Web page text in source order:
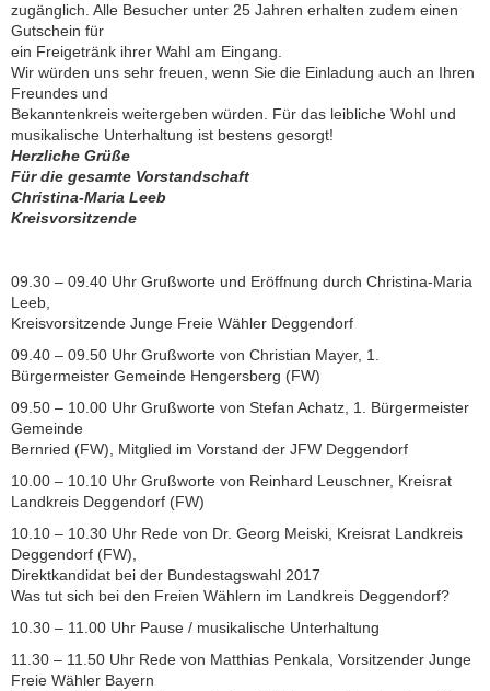
zugänglich. Alle Besucher unter 25 Jahren erhalten zudem einen
Gutschein für
ein Freigetränk ihrer Wahl am Eingang.
Wir würden uns sehr freuen, wenn Sie die Einladung auch an Ihren
Freundes und
Bekanntenkreis weitergeben würden. Für das leibliche Wohl und
musikalische Unterhaltung ist bestens gesorgt!
Herzliche Grüße
Für die gesamte Vorstandschaft
Christina-Maria Leeb
Kreisvorsitzende
09.30 – 09.40 Uhr Grußworte und Eröffnung durch Christina-Maria
Leeb,
Kreisvorsitzende Junge Freie Wähler Deggendorf
09.40 – 09.50 Uhr Grußworte von Christian Mayer, 1.
Bürgermeister Gemeinde Hengersberg (FW)
09.50 – 10.00 Uhr Grußworte von Stefan Achatz, 1. Bürgermeister
Gemeinde
Bernried (FW), Mitglied im Vorstand der JFW Deggendorf
10.00 – 10.10 Uhr Grußworte von Reinhard Leuschner, Kreisrat
Landkreis Deggendorf (FW)
10.10 – 10.30 Uhr Rede von Dr. Georg Meiski, Kreisrat Landkreis
Deggendorf (FW),
Direktkandidat bei der Bundestagswahl 2017
Was tut sich bei den Freien Wählern im Landkreis Deggendorf?
10.30 – 11.00 Uhr Pause / musikalische Unterhaltung
11.30 – 11.50 Uhr Rede von Matthias Penkala, Vorsitzender Junge
Freie Wähler Bayern